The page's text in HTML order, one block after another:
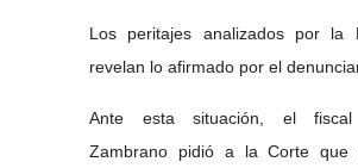
Los peritajes analizados por la
revelan lo afirmado por el
Ante esta situación, el fiscal
Zambrano pidió a la Corte que